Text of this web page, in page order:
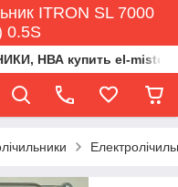
ITRON SL 7000
0.5S
НВА купить el-